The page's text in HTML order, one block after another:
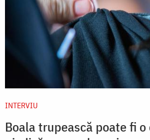
INTERVIU
Boala trupească poate fi o